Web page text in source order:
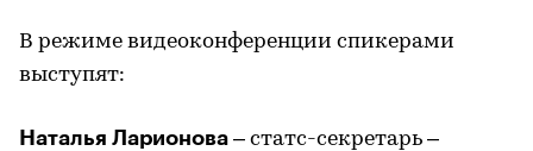
В режиме видеоконференции спикерами
выступят:
Наталья Ларионова – статс-секретарь –